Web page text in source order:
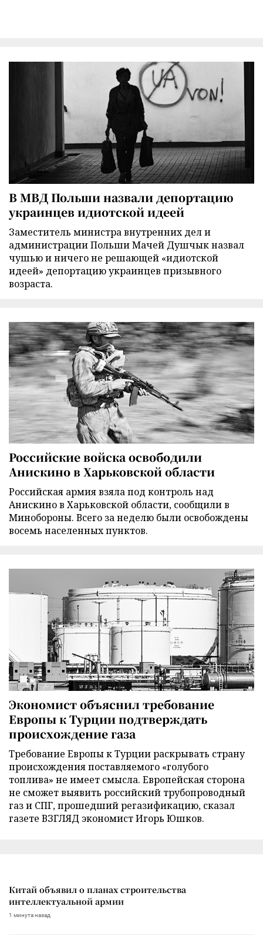
В МВД Польши назвали депортацию
украинцев идиотской идеей
Заместитель министра внутренних дел и
администрации Польши Мачей Душчык назвал
чушью и ничего не решающей «идиотской
идеей» депортацию украинцев призывного
возраста.
Российские войска освободили
Анискино в Харьковской области
Российская армия взяла под контроль над
Анискино в Харьковской области, сообщили в
Минобороны. Всего за неделю были освобождены
восемь населенных пунктов.
Экономист объяснил требование
Европы к Турции подтверждать
происхождение газа
Требование Европы к Турции раскрывать страну
происхождения поставляемого «голубого
топлива» не имеет смысла. Европейская сторона
не сможет выявить российский трубопроводный
газ и СПГ, прошедший регазификацию, сказал
газете ВЗГЛЯД экономист Игорь Юшков.
Китай объявил о планах строительства
интеллектуальной армии
1 минута назад